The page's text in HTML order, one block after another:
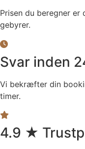
Prisen du beregner er
gebyrer.
Svar inden
Vi bekræfter din
timer.
4.9 ★